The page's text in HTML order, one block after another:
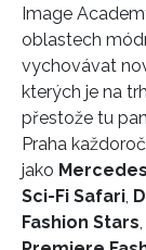
Image
oblastech
vychovávat
kterých je na
přestože tu
Praha
jako
Sci-Fi Safari,
Fashion Stars,